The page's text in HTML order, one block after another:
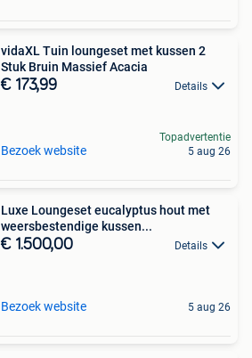
vidaXL Tuin loungeset met kussen 2
Stuk Bruin Massief Acacia
€ 173,99 Details
Bezoek website
Topadvertentie
5 aug 26
Luxe Loungeset eucalyptus hout met
weersbestendige kussen...
€ 1.500,00 Details
Bezoek website 5 aug 26